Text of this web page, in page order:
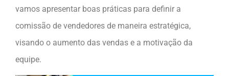
vamos apresentar boas práticas para definir a
comissão de vendedores de maneira estratégica,
visando o aumento das vendas e a motivação da
equipe.